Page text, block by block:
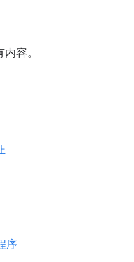
容。
序